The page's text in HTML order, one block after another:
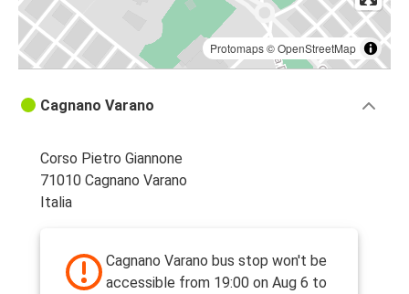
Protomaps©OpenStreetMap
Cagnano Varano
Corso Pietro Giannone
71010 Cagnano Varano
Italia
Cagnano Varano bus stop won't be
accessible from 19:00 on Aug 6 to